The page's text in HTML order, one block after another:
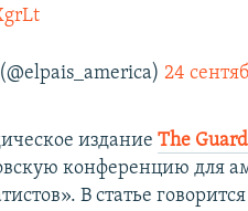
24
изданиеThe
конференцию для
В статье